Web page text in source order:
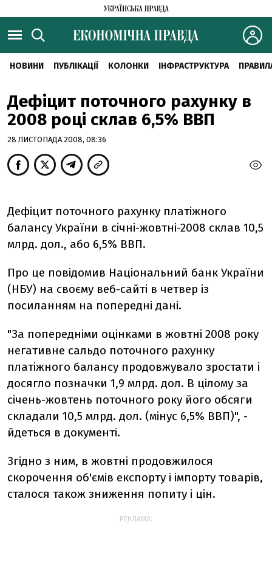
НОВИНИ ПУБЛІКАЦІЇ КОЛОНКИ ІНФРАСТРУКТУРА
Дефіцит поточного рахунку в
2008 році склав 6,5% ВВП
28 ЛИСТОПАДА 2008, 08:36
Дефіцит поточного рахунку платіжного
балансу України в січні-жовтні-2008 склав 10,5
млрд. дол., або 6,5% ВВП.
Про це повідомив Національний банк України
(НБУ) на своєму веб-сайті в четвер із
посиланням на попередні дані.
"За попередніми оцінками в жовтні 2008 року
негативне сальдо поточного рахунку
платіжного балансу продовжувало зростати і
досягло позначки 1,9 млрд. дол. В цілому за
січень-жовтень поточного року його обсяги
складали 10,5 млрд. дол. (мінус 6,5% ВВП)", -
йдеться в документі.
Згідно з ним, в жовтні продовжилося
скорочення об'ємів експорту і імпорту товарів,
сталося також зниження попиту і цін.
РЕКЛАМА: